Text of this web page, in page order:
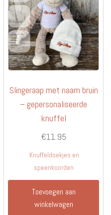
kan
op
de
Slingeraap met naam bruin
– gepersonaliseerde
knuffel
€11.95
Knuffeldoekjes en
speenkoorden
Toevoegen aan
winkelwagen